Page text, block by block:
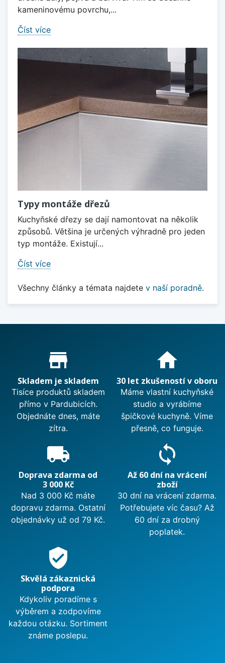
kameninovému povrchu,...
Číst více
Typy montáže dřezů
Kuchyňské dřezy se dají namontovat na několik
způsobů. Většina je určených výhradně pro jeden
typ montáže. Existují...
Číst více
Všechny články a témata najdete v naší poradně.
Proč nakupovat u nás?
store_mall_directory
Skladem je skladem
Tisíce produktů skladem
přímo v Pardubicích.
Objednáte dnes, máte
zítra.
home
30 let zkušeností v oboru
Máme vlastní kuchyňské
studio a vyrábíme
špičkové kuchyně. Víme
přesně, co funguje.
local_shipping
Doprava zdarma od
3 000 Kč
Nad 3 000 Kč máte
dopravu zdarma. Ostatní
objednávky už od 79 Kč.
sync
Až 60 dní na vrácení
zboží
30 dní na vrácení zdarma.
Potřebujete víc času? Až
60 dní za drobný
poplatek.
verified_user
Skvělá zákaznická
podpora
Kdykoliv poradíme s
výběrem a zodpovíme
každou otázku. Sortiment
známe poslepu.